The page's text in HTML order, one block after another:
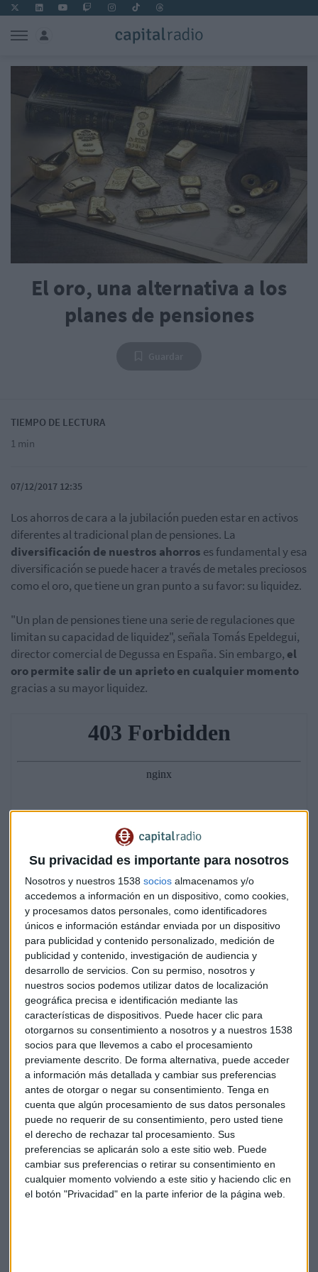
Su privacidad es importante para nosotros
Nosotros y nuestros 1538 socios almacenamos y/o
accedemos a información en un dispositivo, como cookies,
y procesamos datos personales, como identificadores
únicos e información estándar enviada por un dispositivo
para publicidad y contenido personalizado, medición de
publicidad y contenido, investigación de audiencia y
desarrollo de servicios. Con su permiso, nosotros y
nuestros socios podemos utilizar datos de localización
geográfica precisa e identificación mediante las
características de dispositivos. Puede hacer clic para
otorgarnos su consentimiento a nosotros y a nuestros 1538
socios para que llevemos a cabo el procesamiento
previamente descrito. De forma alternativa, puede acceder
a información más detallada y cambiar sus preferencias
antes de otorgar o negar su consentimiento. Tenga en
cuenta que algún procesamiento de sus datos personales
puede no requerir de su consentimiento, pero usted tiene
el derecho de rechazar tal procesamiento. Sus
preferencias se aplicarán solo a este sitio web. Puede
cambiar sus preferencias o retirar su consentimiento en
cualquier momento volviendo a este sitio y haciendo clic en
el botón "Privacidad" en la parte inferior de la página web.
El oro, una alternativa a los
planes de pensiones
TIEMPO DE LECTURA
1 min
07/12/2017 12:35
Los ahorros de cara a la jubilación pueden estar en activos
diferentes al tradicional plan de pensiones. La
diversificación de nuestros ahorros es fundamental y esa
diversificación se puede hacer a través de metales preciosos
como el oro, que tiene un gran punto a su favor: su liquidez.
"Un plan de pensiones tiene una serie de regulaciones que
limitan su capacidad de liquidez", señala Tomás Epeldegui,
director comercial de Degussa en España. Sin embargo, el
oro permite salir de un aprieto en cualquier momento
gracias a su mayor liquidez.
Otra de las ventajas de este metal precioso es que no es
necesario disponer de un gran capital para poder ahorrar
en él año tras año. "Un gramo aproximadamente está en
los 40 euros y pico, aunque el oro de inversión está
contemplado a partir de los dos gramos y en ese caso
estaría exento de IVA", explica Epeldegui.
Jubilación Ahorro Oro Pensiones Plan
Planes de pensiones